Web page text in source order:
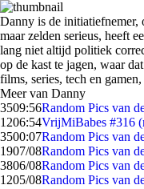
Danny is de
maar zelden serieus, heeft
lang niet altijd politiek
op de kast te jagen, waar
films, series, tech en
Meer van Danny
3509:56Random Pics van
1206:54VrijMiBabes #316
3500:07Random Pics van
1907/08Random Pics van
3806/08Random Pics van
1205/08Random Pics van